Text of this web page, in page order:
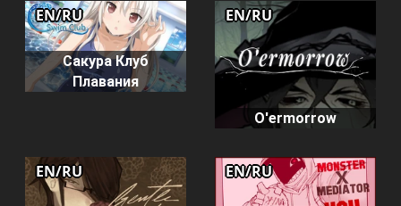
Сакура Клуб
Плавания
EN/RU
O'ermorrow
EN/RU
EN/RU EN/RU